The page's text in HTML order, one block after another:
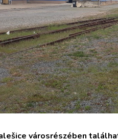
városrészében